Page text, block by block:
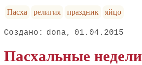
Пасха
религия праздник яйцо
dona 01.04.2015
Пасхальные недели